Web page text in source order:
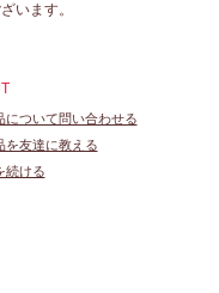
います。
について問い合わせる
を友達に教える
続ける